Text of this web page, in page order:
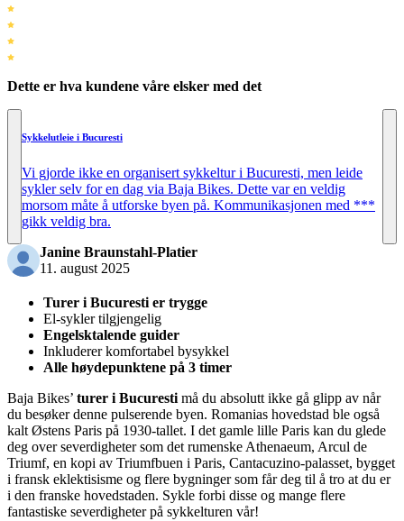
Dette er hva kundene våre elsker med det
Sykkelutleie i Bucuresti
Vi gjorde ikke en organisert sykkeltur i Bucuresti, men leide
sykler selv for en dag via Baja Bikes. Dette var en veldig
morsom måte å utforske byen på. Kommunikasjonen med ***
gikk veldig bra.
Janine Braunstahl-Platier
11. august 2025
Turer i Bucuresti er trygge
El-sykler tilgjengelig
Engelsktalende guider
Inkluderer komfortabel bysykkel
Alle høydepunktene på 3 timer
Baja Bikes’ turer i Bucuresti må du absolutt ikke gå glipp av når
du besøker denne pulserende byen. Romanias hovedstad ble også
kalt Østens Paris på 1930-tallet. I det gamle lille Paris kan du glede
deg over severdigheter som det rumenske Athenaeum, Arcul de
Triumf, en kopi av Triumfbuen i Paris, Cantacuzino-palasset, bygget
i fransk eklektisisme og flere bygninger som får deg til å tro at du er
i den franske hovedstaden. Sykle forbi disse og mange flere
fantastiske severdigheter på sykkelturen vår!